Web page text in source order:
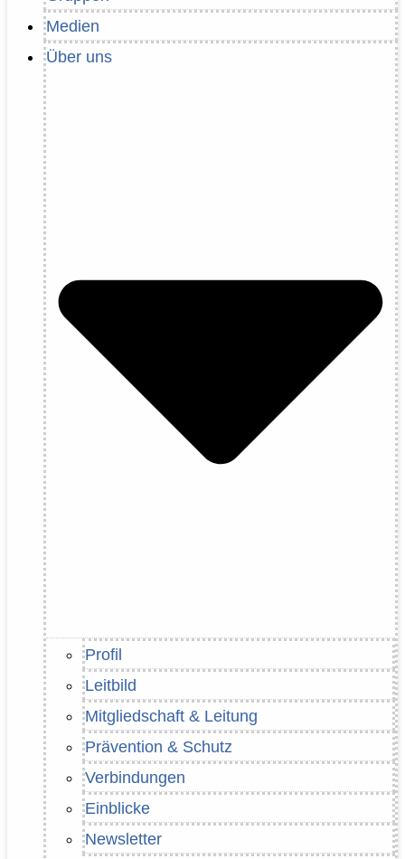
Medien
Über uns
Profil
Leitbild
Mitgliedschaft & Leitung
Prävention & Schutz
Verbindungen
Einblicke
Newsletter